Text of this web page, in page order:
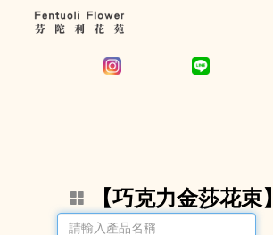
【巧克力金莎花束】